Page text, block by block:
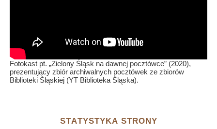
Fotokast pt. „Zielony Śląsk na dawnej pocztówce” (2020),
prezentujący zbiór archiwalnych pocztówek ze zbiorów
Biblioteki Śląskiej (YT Biblioteka Śląska).
STATYSTYKA STRONY